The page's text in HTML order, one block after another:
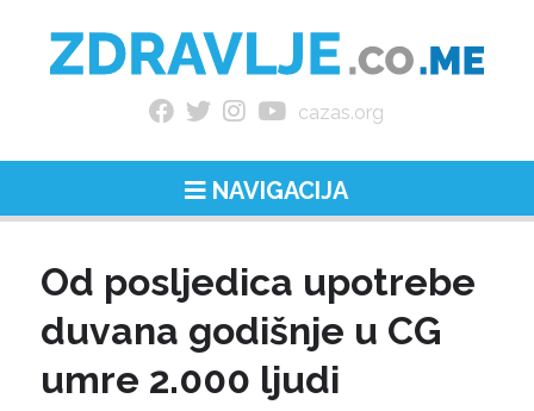
cazas.org
NAVIGACIJA
Od posljedica upotrebe
duvana godišnje u CG
umre 2.000 ljudi